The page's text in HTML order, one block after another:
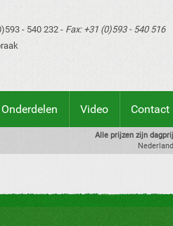
- 540 232 - Fax: +31 (0)593 - 540 516
Onderdelen Video Contact
Alle prijzen zijn